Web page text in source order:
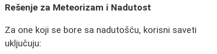
Rešenje za Meteorizam i Nadutost
Za one koji se bore sa nadutošću, korisni saveti
uključuju: